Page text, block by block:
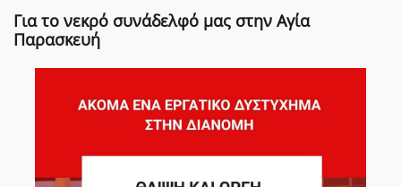
Για το νεκρό συνάδελφό μας στην Αγία
Παρασκευή